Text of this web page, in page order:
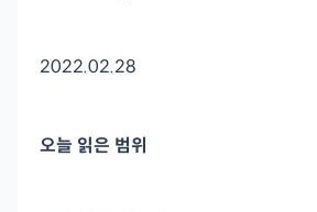
2022.02.28
오늘 읽은 범위